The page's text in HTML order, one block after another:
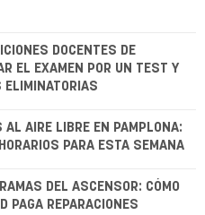
DOCENTES DE
EL EXAMEN POR UN TEST Y
ELIMINATORIAS
AL AIRE LIBRE EN PAMPLONA:
PARA ESTA SEMANA
DEL ASCENSOR: CÓMO
PAGA REPARACIONES